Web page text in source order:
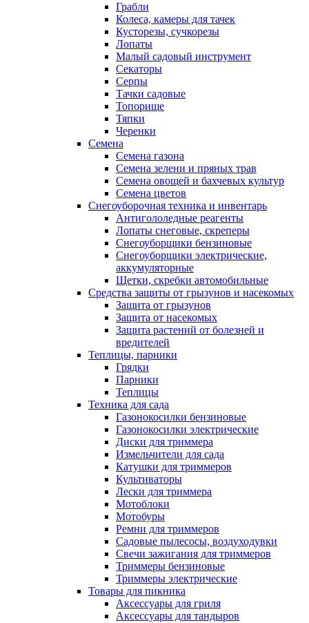
Грабли
Колеса, камеры для тачек
Кусторезы, сучкорезы
Лопаты
Малый садовый инструмент
Секаторы
Серпы
Тачки садовые
Топорище
Тяпки
Черенки
Семена
Семена газона
Семена зелени и пряных трав
Семена овощей и бахчевых культур
Семена цветов
Снегоуборочная техника и инвентарь
Антигололедные реагенты
Лопаты снеговые, скреперы
Снегоуборщики бензиновые
Снегоуборщики электрические,
аккумуляторные
Щетки, скребки автомобильные
Средства защиты от грызунов и насекомых
Защита от грызунов
Защита от насекомых
Защита растений от болезней и
вредителей
Теплицы, парники
Грядки
Парники
Теплицы
Техника для сада
Газонокосилки бензиновые
Газонокосилки электрические
Диски для триммера
Измельчители для сада
Катушки для триммеров
Культиваторы
Лески для триммера
Мотоблоки
Мотобуры
Ремни для триммеров
Садовые пылесосы, воздуходувки
Свечи зажигания для триммеров
Триммеры бензиновые
Триммеры электрические
Товары для пикника
Аксессуары для гриля
Аксессуары для тандыров